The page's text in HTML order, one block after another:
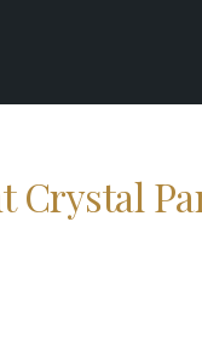
Crystal